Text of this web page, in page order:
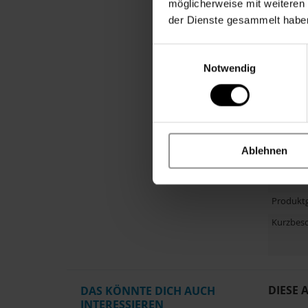
möglicherweise mit
der Dienste gesammelt
Notwendig
Ablehnen
Anlass
Material
Hersteller
DAS KÖNNTE DICH AUCH
INTERESSIEREN
DIESE